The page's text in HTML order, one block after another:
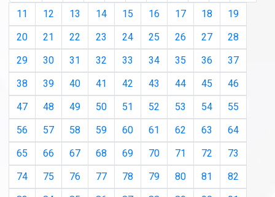
11
12 13 14 15 16 17 18
19
20
21 22 23 24 25 26 27
28
29
30 31 32 33 34 35 36
37
38
39 40 41 42 43 44 45
46
47
48 49 50 51 52 53 54
55
56
57 58 59 60 61 62 63
64
65
66 67 68 69 70 71 72
73
74
75 76 77 78 79 80 81
82